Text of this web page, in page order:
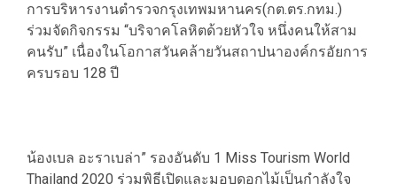
การบริหารงานตำรวจกรุงเทพมหานคร(กต.ตร.กทม.)
ร่วมจัดกิจกรรม “บริจาคโลหิตด้วยหัวใจ หนึ่งคนให้สาม
คนรับ” เนื่องในโอกาสวันคล้ายวันสถาปนาองค์กรอัยการ
ครบรอบ 128 ปี
น้องเบล อะราเบล่า” รองอันดับ 1 Miss Tourism World
Thailand 2020 ร่วมพิธีเปิดและมอบดอกไม้เป็นกำลังใจ